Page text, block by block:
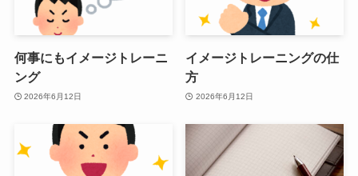
何事にもイメージトレーニ
ング
2026年6月12日
イメージトレーニングの仕
方
2026年6月12日